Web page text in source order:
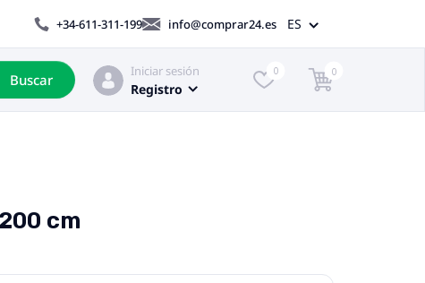
+34-611-311-199 info@comprar24.es ES
Buscar
Iniciar sesión
Registro
0 0
cm